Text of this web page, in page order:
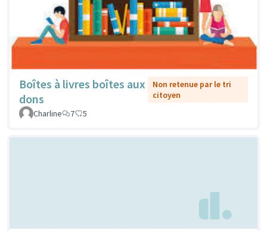
Boîtes à livres boîtes aux
dons
Non retenue par le tri
citoyen
Charline
7 5